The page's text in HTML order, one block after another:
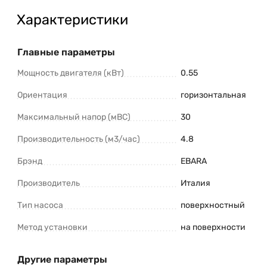
Характеристики
Главные параметры
Мощность двигателя (кВт) 0.55
Ориентация горизонтальная
Максимальный напор (мВС) 30
Производительность (м3/час) 4.8
Брэнд EBARA
Производитель Италия
Тип насоса поверхностный
Метод установки на поверхности
Другие параметры